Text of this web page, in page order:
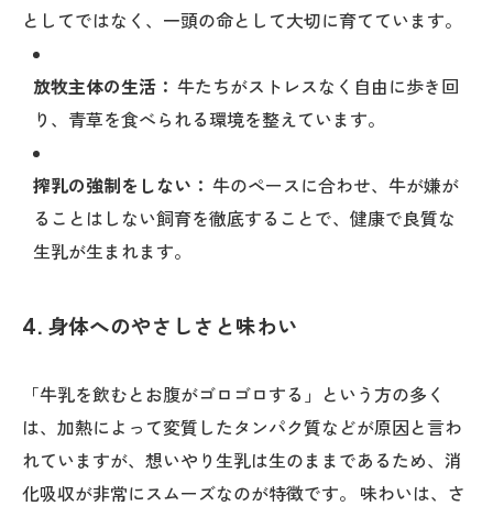
としてではなく、一頭の命として大切に育てています。
放牧主体の生活： 牛たちがストレスなく自由に歩き回
り、青草を食べられる環境を整えています。
搾乳の強制をしない： 牛のペースに合わせ、牛が嫌が
ることはしない飼育を徹底することで、健康で良質な
生乳が生まれます。
4. 身体へのやさしさと味わい
「牛乳を飲むとお腹がゴロゴロする」という方の多く
は、加熱によって変質したタンパク質などが原因と言わ
れていますが、想いやり生乳は生のままであるため、消
化吸収が非常にスムーズなのが特徴です。 味わいは、さ